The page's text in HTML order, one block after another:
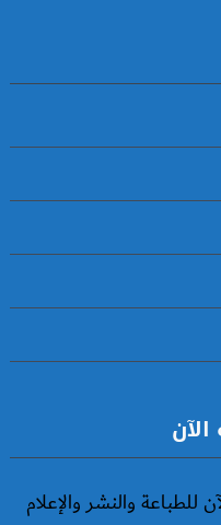
والنشر والإعلام